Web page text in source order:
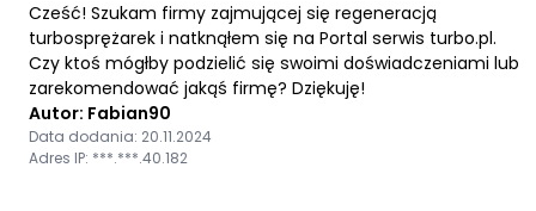
Cześć! Szukam firmy zajmującej się regeneracją
turbosprężarek i natknąłem się na Portal serwis turbo.pl.
Czy ktoś mógłby podzielić się swoimi doświadczeniami lub
zarekomendować jakąś firmę? Dziękuję!
Autor: Fabian90
Data dodania: 20.11.2024
Adres IP: ***.***.40.182